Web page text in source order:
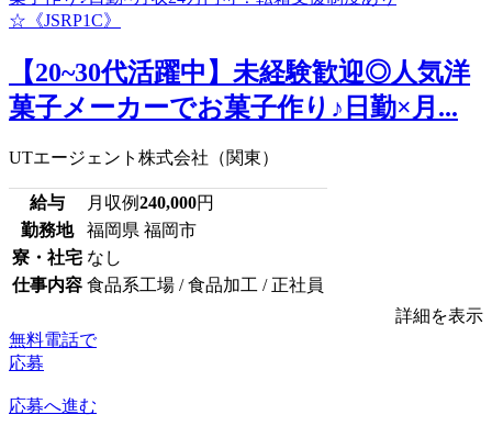
【20~30代活躍中】未経験歓迎◎人気洋
菓子メーカーでお菓子作り♪日勤×月...
UTエージェント株式会社（関東）
給与 月収例240,000円
勤務地
福岡県 福岡市
寮・社宅 なし
仕事内容 食品系工場 / 食品加工 / 正社員
詳細を表示
無料電話で
応募
応募へ進む